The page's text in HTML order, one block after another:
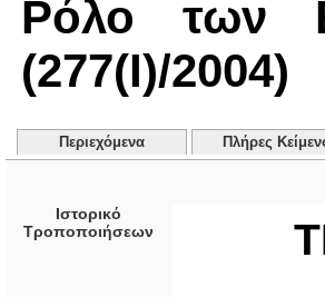
Ρόλο των
(277(I)/2004)
Περιεχόμενα Πλήρες
Ιστορικό
Τροποποιήσεων